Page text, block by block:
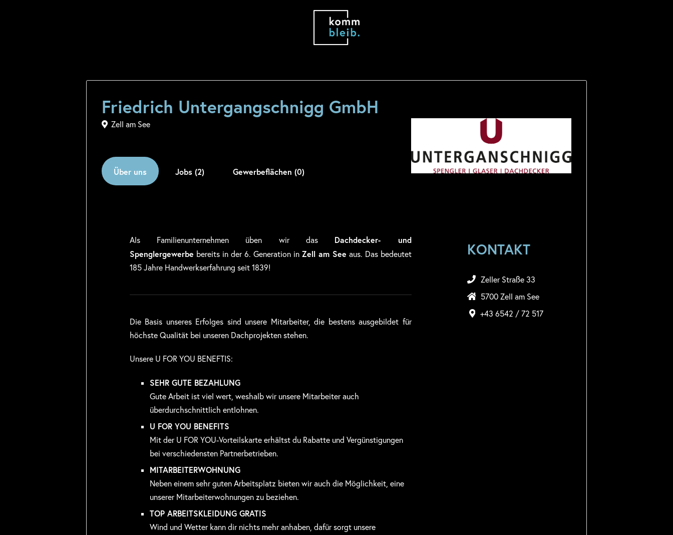
Friedrich Untergangschnigg GmbH
Zell am See
Über uns Jobs (2) Gewerbeflächen (0)
Als Familienunternehmen üben wir das Dachdecker- und
Spenglergewerbe bereits in der 6. Generation in Zell am See aus. Das bedeutet
185 Jahre Handwerkserfahrung seit 1839!
Die Basis unseres Erfolges sind unsere Mitarbeiter, die bestens ausgebildet für
höchste Qualität bei unseren Dachprojekten stehen.
Unsere U FOR YOU BENEFTIS:
SEHR GUTE BEZAHLUNG
Gute Arbeit ist viel wert, weshalb wir unsere Mitarbeiter auch
überdurchschnittlich entlohnen.
U FOR YOU BENEFITS
Mit der U FOR YOU-Vorteilskarte erhältst du Rabatte und Vergünstigungen
bei verschiedensten Partnerbetrieben.
MITARBEITERWOHNUNG
Neben einem sehr guten Arbeitsplatz bieten wir auch die Möglichkeit, eine
unserer Mitarbeiterwohnungen zu beziehen.
TOP ARBEITSKLEIDUNG GRATIS
Wind und Wetter kann dir nichts mehr anhaben, dafür sorgt unsere
KONTAKT
Zeller Straße 33
5700 Zell am See
+43 6542 / 72 517